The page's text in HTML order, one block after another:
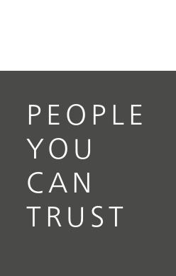
PEOPLE
YOU
CAN
TRUST